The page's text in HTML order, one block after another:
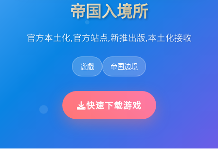
帝国入境所
官方本土化,官方站点,新推出版,本土化接收
遊戲 帝国边境
快速下载游戏